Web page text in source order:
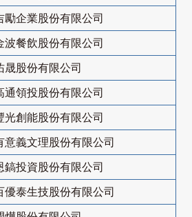
勵企業股份有限公司
波餐飲股份有限公司
晟股份有限公司
通領投股份有限公司
光創能股份有限公司
意義文理股份有限公司
鎬投資股份有限公司
優泰生技股份有限公司